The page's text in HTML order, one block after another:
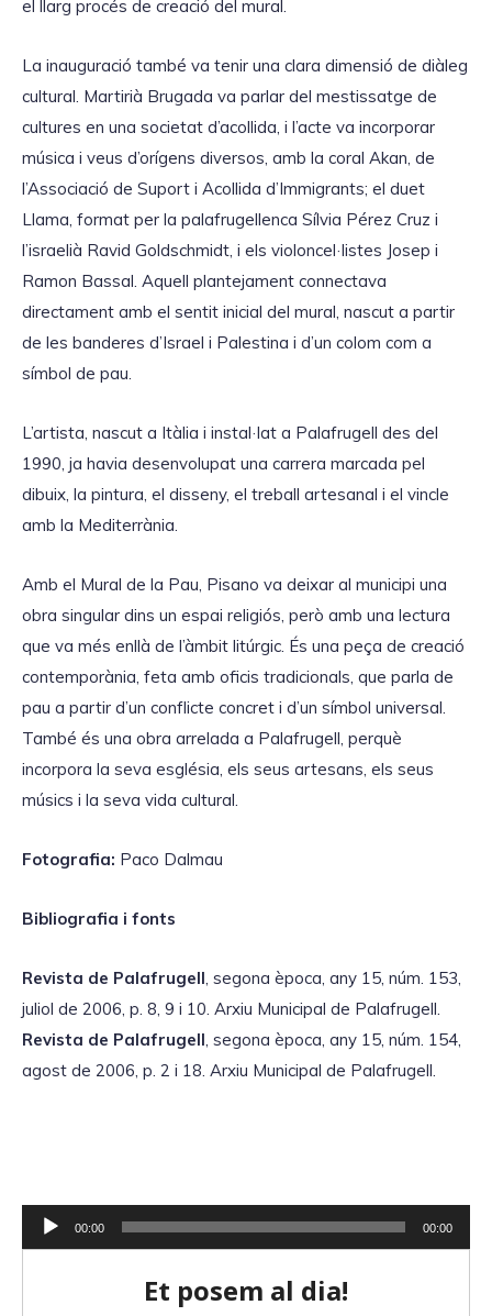
el llarg procés de creació del mural.
La inauguració també va tenir una clara dimensió de diàleg
cultural. Martirià Brugada va parlar del mestissatge de
cultures en una societat d’acollida, i l’acte va incorporar
música i veus d’orígens diversos, amb la coral Akan, de
l’Associació de Suport i Acollida d’Immigrants; el duet
Llama, format per la palafrugellenca Sílvia Pérez Cruz i
l’israelià Ravid Goldschmidt, i els violoncel·listes Josep i
Ramon Bassal. Aquell plantejament connectava
directament amb el sentit inicial del mural, nascut a partir
de les banderes d’Israel i Palestina i d’un colom com a
símbol de pau.
L’artista, nascut a Itàlia i instal·lat a Palafrugell des del
1990, ja havia desenvolupat una carrera marcada pel
dibuix, la pintura, el disseny, el treball artesanal i el vincle
amb la Mediterrània.
Amb el Mural de la Pau, Pisano va deixar al municipi una
obra singular dins un espai religiós, però amb una lectura
que va més enllà de l’àmbit litúrgic. És una peça de creació
contemporània, feta amb oficis tradicionals, que parla de
pau a partir d’un conflicte concret i d’un símbol universal.
També és una obra arrelada a Palafrugell, perquè
incorpora la seva església, els seus artesans, els seus
músics i la seva vida cultural.
Fotografia: Paco Dalmau
Bibliografia i fonts
Revista de Palafrugell, segona època, any 15, núm. 153,
juliol de 2006, p. 8, 9 i 10. Arxiu Municipal de Palafrugell.
Revista de Palafrugell, segona època, any 15, núm. 154,
agost de 2006, p. 2 i 18. Arxiu Municipal de Palafrugell.
e
00:00 00:00